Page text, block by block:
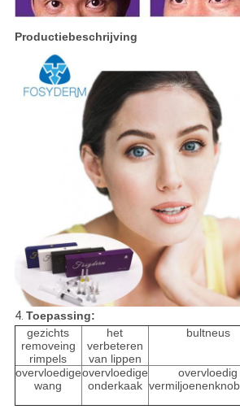
Productiebeschrijving
4. Toepassing:
gezichts
removeing
rimpels
het
verbeteren
van lippen
bultneus
overvloedige
wang
overvloedige
onderkaak
overvloedig